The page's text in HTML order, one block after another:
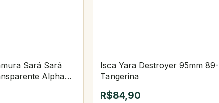
Sará Sará
Alpha
Isca Yara Destroyer 95mm 89-
Tangerina
R$84,90